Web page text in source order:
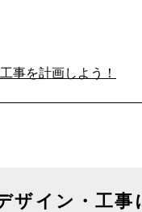
事を計画しよう！
ザイン・工事